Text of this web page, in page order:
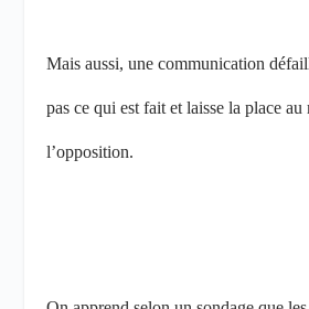
Mais aussi, une communication
pas ce qui est fait et laisse la place au
l’opposition.